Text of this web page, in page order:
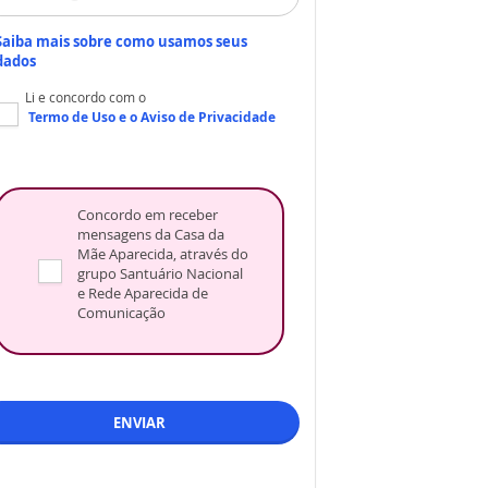
mais sobre como usamos seus
Li e concordo com o
Termo de Usoe oAviso de Privacidade
Concordo em receber
mensagens da Casa da
Mãe Aparecida, através do
grupo Santuário Nacional
e Rede Aparecida de
Comunicação
ENVIAR